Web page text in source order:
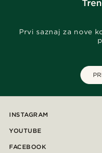
Prvi saznaj za nove
INSTAGRAM
YOUTUBE
FACEBOOK